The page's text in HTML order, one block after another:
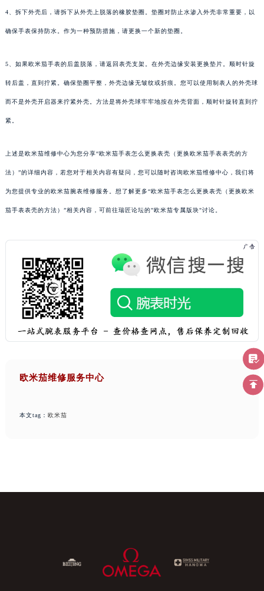
4、拆下外壳后，请拆下从外壳上脱落的橡胶垫圈。垫圈对防止水渗入外壳非常重要，以
确保手表保持防水。作为一种预防措施，请更换一个新的垫圈。
5、如果欧米茄手表的后盖脱落，请返回表壳支架。在外壳边缘安装更换垫片。顺时针旋
转后盖，直到拧紧。确保垫圈平整，外壳边缘无皱纹或折痕。您可以使用制表人的外壳球
而不是外壳开启器来拧紧外壳。方法是将外壳球牢牢地按在外壳背面，顺时针旋转直到拧
紧。
上述是欧米茄维修中心为您分享“欧米茄手表怎么更换表壳（更换欧米茄手表表壳的方
法）”的详细内容，若您对于相关内容有疑问，您可以随时咨询欧米茄维修中心，我们将
为您提供专业的欧米茄腕表维修服务。想了解更多“欧米茄手表怎么更换表壳（更换欧米
茄手表表壳的方法）”相关内容，可前往瑞匠论坛的"欧米茄专属版块"讨论。
欧米茄维修服务中心
本文tag： 欧米茄